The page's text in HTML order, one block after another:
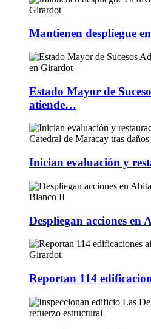
Mantienen despliegue
Estado Mayor de
atiende…
Inician evaluación y
Despliegan acciones
Reportan 114